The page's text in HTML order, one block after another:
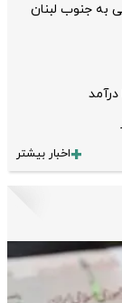
به جنوب لبنان
اخبار بیشتر